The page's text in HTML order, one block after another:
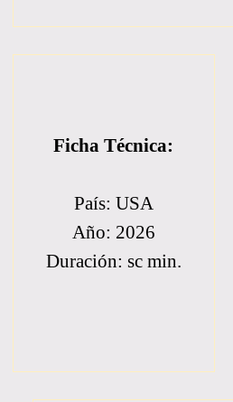
Ficha Técnica:
País: USA
Año: 2026
Duración: sc min.